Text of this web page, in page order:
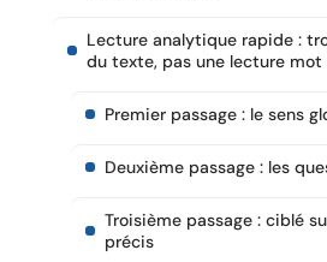
Lecture analytique rapide :
du texte, pas une lecture mot
Premier passage : le sens
Deuxième passage : les
Troisième passage : ciblé
précis